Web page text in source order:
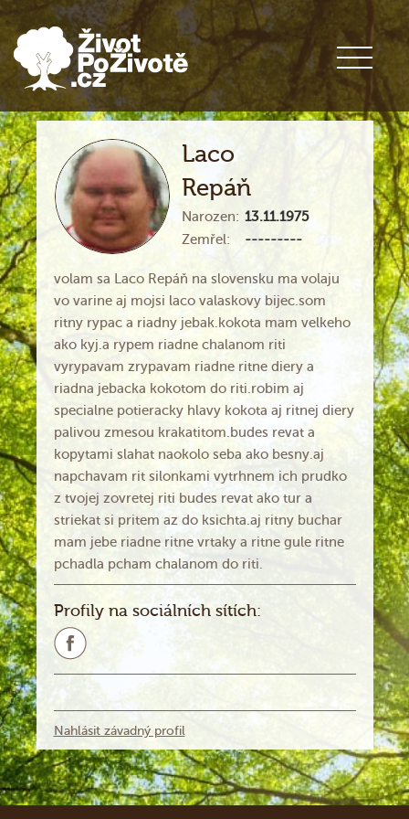
Laco
Repáň
Narozen: 13.11.1975
Zemřel:
---------
volam sa Laco Repáň na slovensku ma volaju
vo varine aj mojsi laco valaskovy bijec.som
ritny rypac a riadny jebak.kokota mam velkeho
ako kyj.a rypem riadne chalanom riti
vyrypavam zrypavam riadne ritne diery a
riadna jebacka kokotom do riti.robim aj
specialne potieracky hlavy kokota aj ritnej diery
palivou zmesou krakatitom.budes revat a
kopytami slahat naokolo seba ako besny.aj
napchavam rit silonkami vytrhnem ich prudko
z tvojej zovretej riti budes revat ako tur a
striekat si pritem az do ksichta.aj ritny buchar
mam jebe riadne ritne vrtaky a ritne gule ritne
pchadla pcham chalanom do riti.
Profily na sociálních sítích:
Nahlásit závadný profil